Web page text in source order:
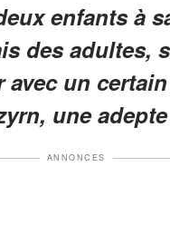
enfants à
des adultes,
un
une
ANNONCES